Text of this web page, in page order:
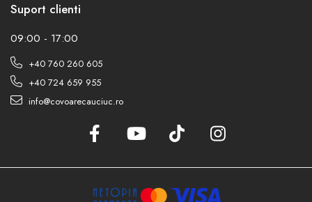
Suport clienti
09:00 - 17:00
+40 760 260 605
+40 724 659 955
info@covoarecauciuc.ro